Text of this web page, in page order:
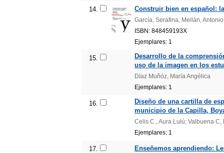
14. Construir bien en español:
García, Serafina; Meilán,
ISBN: 848459193X
Ejemplares: 1
15.
Desarrollo de la
uso de la imagen en los
Díaz Muñóz, María Angélica
Ejemplares: 1
16.
Diseño de una cartilla de
municipio de la Capilla,
Celis C., Aura Lulú; Valbuena
Ejemplares: 1
17. Enseñemos aprendiendo: